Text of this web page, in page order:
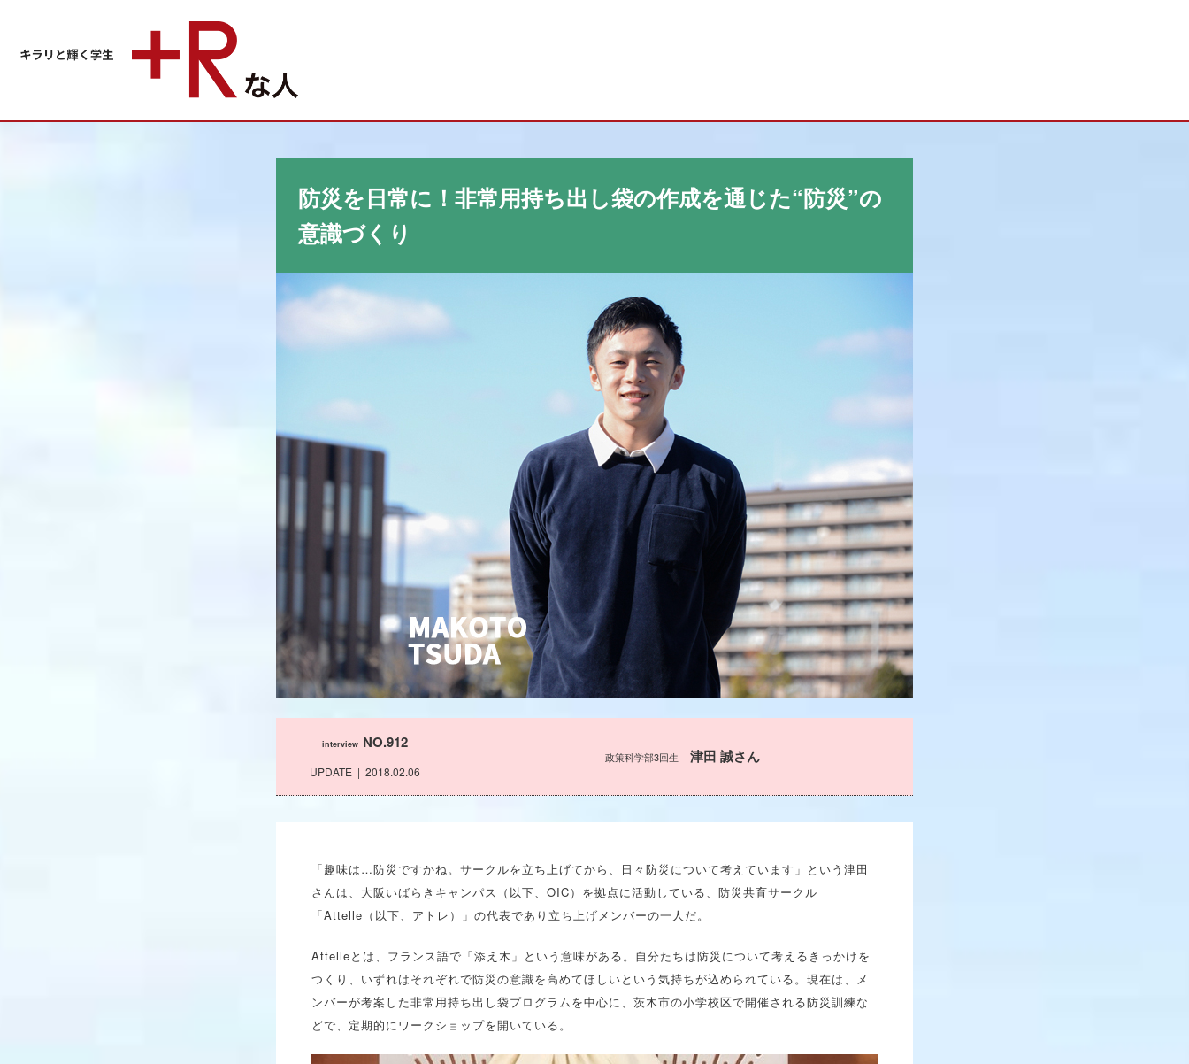
防災を日常に！非常用持ち出し袋の作成を通じた“防災”の
意識づくり
interview NO.912
UPDATE 2018.02.06
政策科学部3回生 津田 誠さん
「趣味は…防災ですかね。サークルを立ち上げてから、日々防災について考えています」という津田
さんは、大阪いばらきキャンパス（以下、OIC）を拠点に活動している、防災共育サークル
「Attelle（以下、アトレ）」の代表であり立ち上げメンバーの一人だ。
Attelleとは、フランス語で「添え木」という意味がある。自分たちは防災について考えるきっかけを
つくり、いずれはそれぞれで防災の意識を高めてほしいという気持ちが込められている。現在は、メ
ンバーが考案した非常用持ち出し袋プログラムを中心に、茨木市の小学校区で開催される防災訓練な
どで、定期的にワークショップを開いている。